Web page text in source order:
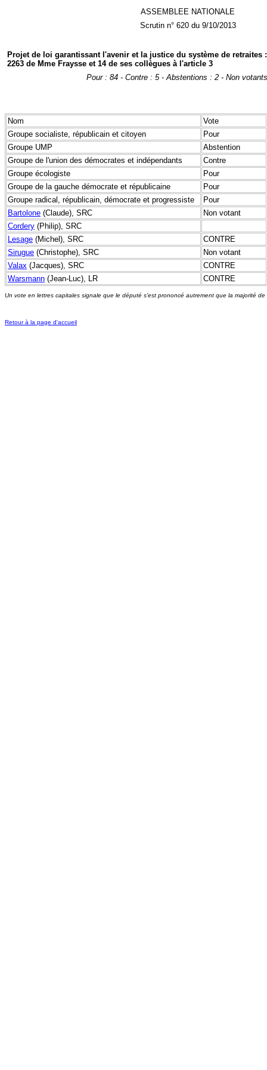
ASSEMBLEE NATIONALE
Scrutin n° 620 du 9/10/2013
Projet de loi garantissant l'avenir et la justice du système de retraites :
2263 de Mme Fraysse et 14 de ses collègues à l'article 3
Pour : 84 - Contre : 5 - Abstentions : 2 - Non
Nom
Vote
Groupe socialiste, républicain et citoyen
Pour
Groupe UMP
Abstention
Groupe de l'union des démocrates et indépendants
Contre
Groupe écologiste
Pour
Groupe de la gauche démocrate et républicaine
Pour
Groupe radical, républicain, démocrate et progressiste
Pour
Bartolone (Claude), SRC
Non votant
Cordery (Philip), SRC
Lesage (Michel), SRC
CONTRE
Sirugue (Christophe), SRC
Non votant
Valax (Jacques), SRC
CONTRE
Warsmann (Jean-Luc), LR CONTRE
Un vote en lettres capitales signale que le député s'est prononcé autrement que la majorité
Retour à la page d'accueil